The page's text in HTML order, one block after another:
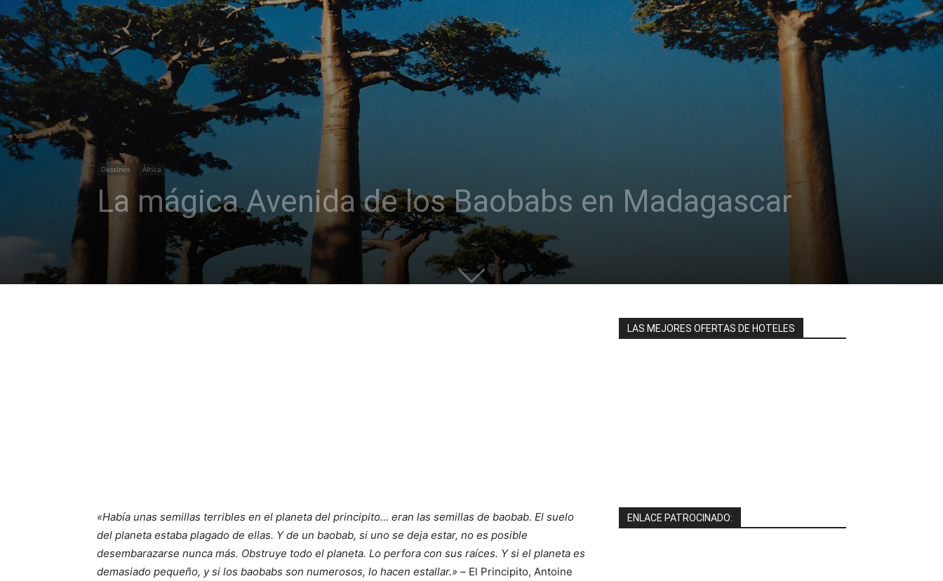
Destinos África
La mágica Avenida de los Baobabs en Madagascar
«Había unas semillas terribles en el planeta del principito… eran las semillas de baobab. El suelo
del planeta estaba plagado de ellas. Y de un baobab, si uno se deja estar, no es posible
desembarazarse nunca más. Obstruye todo el planeta. Lo perfora con sus raíces. Y si el planeta es
demasiado pequeño, y si los baobabs son numerosos, lo hacen estallar.» – El Principito, Antoine
LAS MEJORES OFERTAS DE HOTELES
ENLACE PATROCINADO: